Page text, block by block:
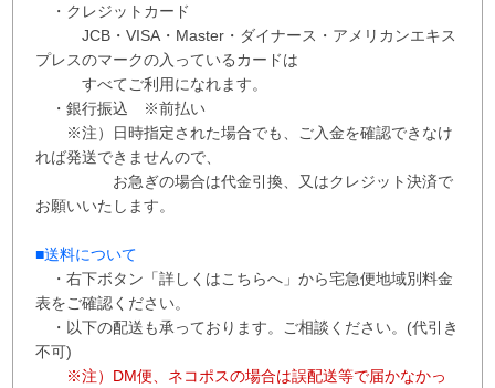
・クレジットカード
JCB・VISA・Master・ダイナース・アメリカンエキス
プレスのマークの入っているカードは
すべてご利用になれます。
・銀行振込 ※前払い
※注）日時指定された場合でも、ご入金を確認できなけ
れば発送できませんので、
お急ぎの場合は代金引換、又はクレジット決済で
お願いいたします。
■送料について
・右下ボタン 「詳しくはこちらへ」から宅急便地域別料金
表をご確認ください。
・以下の配送も承っております。ご相談ください。(代引き
不可)
※注）DM便、ネコポスの場合は誤配送等で届かなかっ